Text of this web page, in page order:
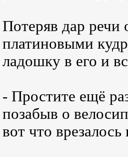
Потеряв дар речи
платиновыми
ладошку в его и
- Простите ещё
позабыв о
вот что